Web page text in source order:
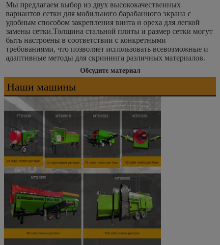
Мы предлагаем выбор из двух высококачественных
вариантов сетки для мобильного барабанного экрана с
удобным способом закрепления винта и ореха для легкой
замены сетки.Толщина стальной плиты и размер сетки могут
быть настроены в соответствии с конкретными
требованиями, что позволяет использовать всевозможные и
адаптивные методы для скрининга различных материалов.
Обсудите материал
Наши машины